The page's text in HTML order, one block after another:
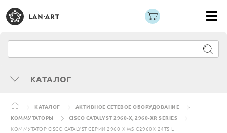
КАТАЛОГ
КАТАЛОГ
АКТИВНОЕ СЕТЕВОЕ ОБОРУДОВАНИЕ
КОММУТАТОРЫ
CISCO CATALYST 2960-X, 2960-XR SERIES
КОММУТАТОР CISCO CATALYST СЕРИИ 2960-X WS-C2960X-24TS-L